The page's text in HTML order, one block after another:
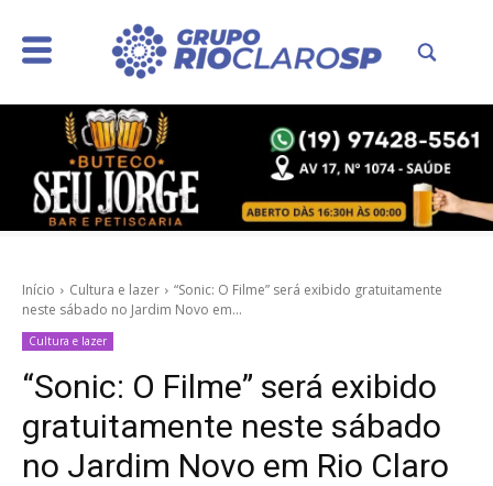
Início Cultura e lazer
“Sonic: O Filme” será exibido gratuitamente
neste sábado no Jardim Novo em...
Cultura e lazer
“Sonic: O Filme” será exibido
gratuitamente neste sábado
no Jardim Novo em Rio Claro